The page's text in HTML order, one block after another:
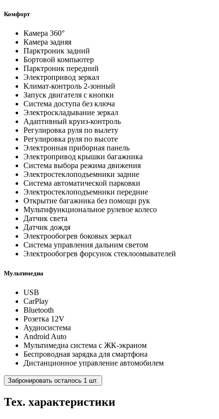
Комфорт
Камера 360°
Камера задняя
Парктроник задний
Бортовой компьютер
Парктроник передний
Электропривод зеркал
Климат-контроль 2-зонный
Запуск двигателя с кнопки
Система доступа без ключа
Электроскладывание зеркал
Адаптивный круиз-контроль
Регулировка руля по вылету
Регулировка руля по высоте
Электронная приборная панель
Электропривод крышки багажника
Система выбора режима движения
Электростеклоподъемники задние
Система автоматической парковки
Электростеклоподъемники передние
Открытие багажника без помощи рук
Мультифункциональное рулевое колесо
Датчик света
Датчик дождя
Электрообогрев боковых зеркал
Система управления дальним светом
Электрообогрев форсунок стеклоомывателей
Мультимедиа
USB
CarPlay
Bluetooth
Розетка 12V
Аудиосистема
Android Auto
Мультимедиа система с ЖК-экраном
Беспроводная зарядка для смартфона
Дистанционное управление автомобилем
Забронировать осталось 1 шт.
Тех. характеристики